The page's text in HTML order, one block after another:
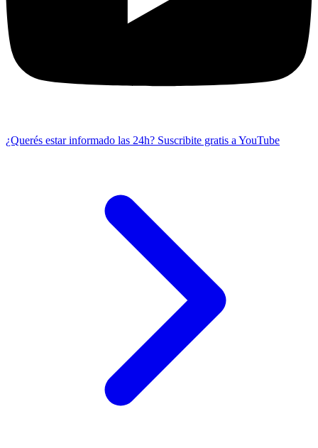
¿Querés estar informado las 24h? Suscribite gratis a YouTube